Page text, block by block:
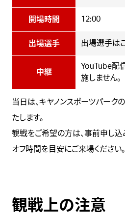
開場時間 12:00
出場選手 出場選手は
中継
YouTube配
施しません。
当日は、 キヤノンスポーツパーク
たします。
観戦をご希望の方は、事前申し込
オフ時間を目安にご来場ください。
観戦上の注意